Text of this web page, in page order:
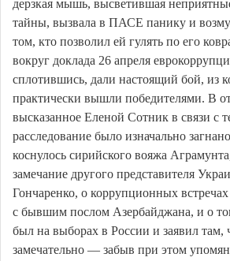
дерзкая мышь, высветившая
тайны, вызвала в ПАСЕ панику и
том, кто позволил ей гулять по его
вокруг доклада 26 апреля
сплотившись, дали настоящий бой, из
практически вышли победителями. В
высказанное Еленой Сотник в связи с
расследование было изначально
коснулось сирийского вояжа
замечание другого представителя
Гончаренко, о коррупционных
с бывшим послом Азербайджана, и о
был на выборах в России и заявил
замечательно — забыв при этом